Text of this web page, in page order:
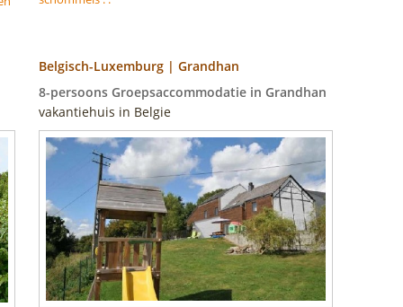
Belgisch-Luxemburg | Grandhan
8-persoons Groepsaccommodatie in Grandhan
vakantiehuis in Belgie